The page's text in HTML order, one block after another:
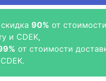
90% от
и CDEK,
от стоимости